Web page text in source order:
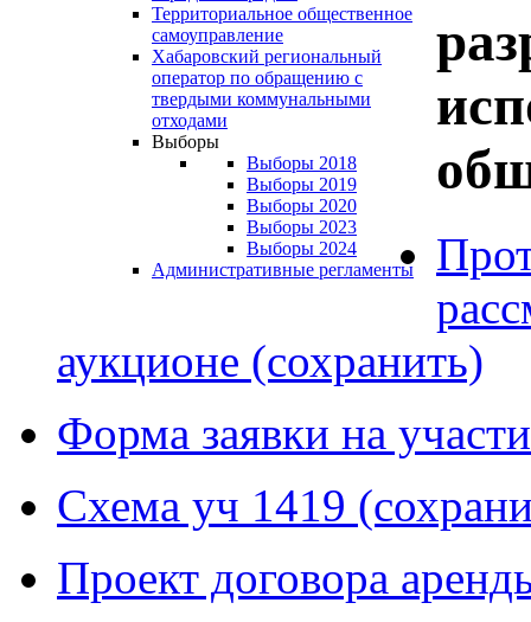
Территориальное общественное
самоуправление
Хабаровский региональный
оператор по обращению с
твердыми коммунальными
отходами
Выборы
Выборы 2018
Выборы 2019
Выборы 2020
Выборы 2023
Выборы 2024
Административные регламенты
аукционе (сохранить)
Форма заявки на
Схема уч 1419
Проект договора